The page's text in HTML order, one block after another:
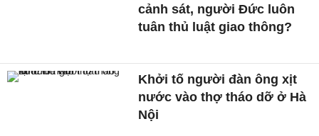
cảnh sát, người Đức luôn
tuân thủ luật giao thông?
Khởi tố người đàn ông xịt
nước vào thợ tháo dỡ ở Hà
Nội